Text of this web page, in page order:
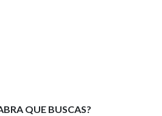
da política de
na imaxe:
QUE BUSCAS?